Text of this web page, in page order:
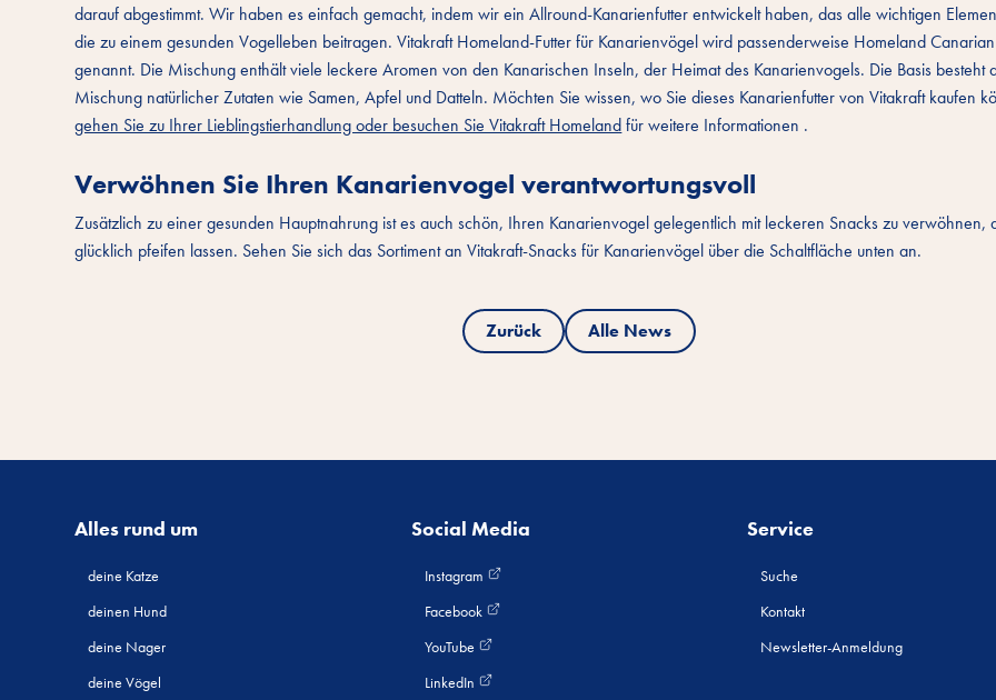
darauf abgestimmt. Wir haben es einfach gemacht, indem wir ein Allround-Kanarienfutter entwickelt haben, das alle wichtigen
die zu einem gesunden Vogelleben beitragen. Vitakraft Homeland-Futter für Kanarienvögel wird passenderweise Homeland Canarian
genannt. Die Mischung enthält viele leckere Aromen von den Kanarischen Inseln, der Heimat des Kanarienvogels. Die Basis besteht
Mischung natürlicher Zutaten wie Samen, Apfel und Datteln. Möchten Sie wissen, wo Sie dieses Kanarienfutter von Vitakraft kaufen
gehen Sie zu Ihrer Lieblingstierhandlung oder besuchen Sie Vitakraft Homelandfür weitere Informationen .
Verwöhnen Sie Ihren Kanarienvogel verantwortungsvoll
Zusätzlich zu einer gesunden Hauptnahrung ist es auch schön, Ihren Kanarienvogel gelegentlich mit leckeren Snacks zu verwöhnen,
glücklich pfeifen lassen. Sehen Sie sich das Sortiment an Vitakraft-Snacks für Kanarienvögel über die Schaltfläche unten an.
Zurück Alle News
Alles rund um
deine Katze
deinen Hund
deine Nager
deine Vögel
Social Media
Instagram
Facebook
YouTube
LinkedIn
Service
Suche
Kontakt
Newsletter-Anmeldung